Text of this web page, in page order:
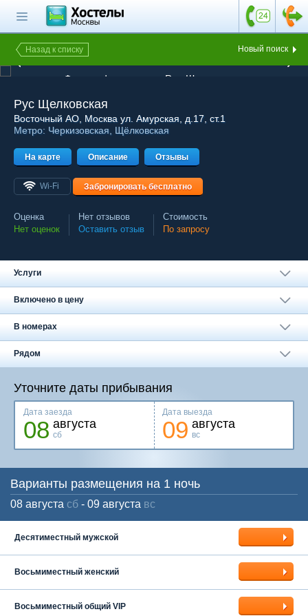
Назад к списку Новый поиск
Фотография хостела Рус Щелковская
Рус Щелковская
Восточный АО , Москва ул. Амурская, д.17, ст.1
Метро: Черкизовская Щёлковская
На карте Описание Отзывы
Wi-Fi Забронировать бесплатно
Оценка
Нет оценок
Нет отзывов
Оставить отзыв
Стоимость
По запросу
Услуги
Включено в цену
В номерах
Рядом
Уточните даты прибывания
Дата заезда
08 августа
сб
Дата выезда
09 августа
вс
Варианты размещения на 1 ночь
08 августа сб - 09 августа вс
Десятиместный мужской
Восьмиместный женский
Восьмиместный общий VIP
Главная страница
Поиск хостела
Все хостелы
Отзывы о
хостелах
Каталог хостелов
Как оплатить
Контакты
в социальных сетях
Бесплатный по России
8 (800) 222-58-32
Петербург
+7 (812) 418-22-18
Полная версия сайта